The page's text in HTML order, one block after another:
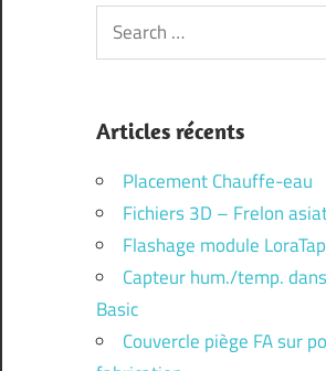
Search
for:
Articles récents
Placement Chauffe-eau
Fichiers 3D – Frelon
Flashage module LoraTap
Capteur hum./temp.
Basic
Couvercle piège FA sur